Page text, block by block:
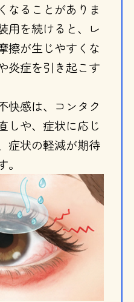
なることがありま
用を続けると、レ
擦が生じやすくな
炎症を引き起こす
快感は、コンタク
しや、症状に応じ
症状の軽減が期待